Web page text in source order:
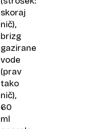
skoraj
nič),
brizg
gazirane
vode
(prav
tako
nič),
60
ml